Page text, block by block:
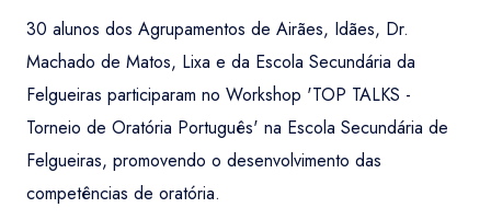
30 alunos dos Agrupamentos de Airães, Idães, Dr.
Machado de Matos, Lixa e da Escola Secundária da
Felgueiras participaram no Workshop 'TOP TALKS -
Torneio de Oratória Português' na Escola Secundária de
Felgueiras, promovendo o desenvolvimento das
competências de oratória.